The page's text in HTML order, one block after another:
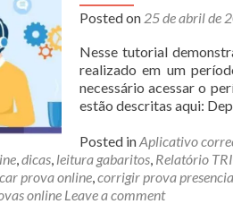
Posted on 25 de abril de
Nesse tutorial
realizado em um
necessário acessar o
estão descritas aqui:
Posted inAplicativo
,dicas, leitura gabaritos, Relatório TRI
prova online,corrigir prova
online Leave a comment